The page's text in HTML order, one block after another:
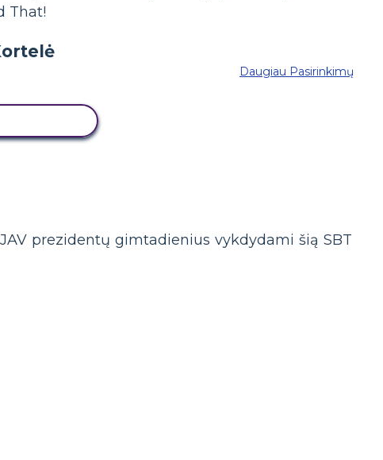
That!
Daugiau Pasirinkimų
prezidentų gimtadienius vykdydami šią SBT